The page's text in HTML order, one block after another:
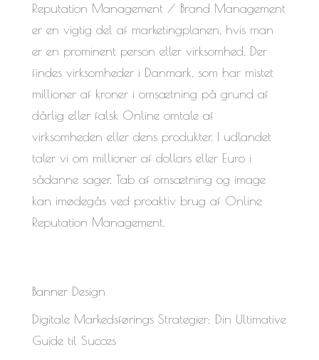
Reputation Management / Brand Management
er en vigtig del af marketingplanen, hvis man
er en prominent person eller virksomhed. Der
findes virksomheder i Danmark, som har mistet
millioner af kroner i omsætning på grund af
dårlig eller falsk Online omtale af
virksomheden eller dens produkter. I udlandet
taler vi om millioner af dollars eller Euro i
sådanne sager. Tab af omsætning og image
kan imødegås ved proaktiv brug af Online
Reputation Management.
Banner Design
Digitale Markedsførings Strategier: Din Ultimative
Guide til Succes